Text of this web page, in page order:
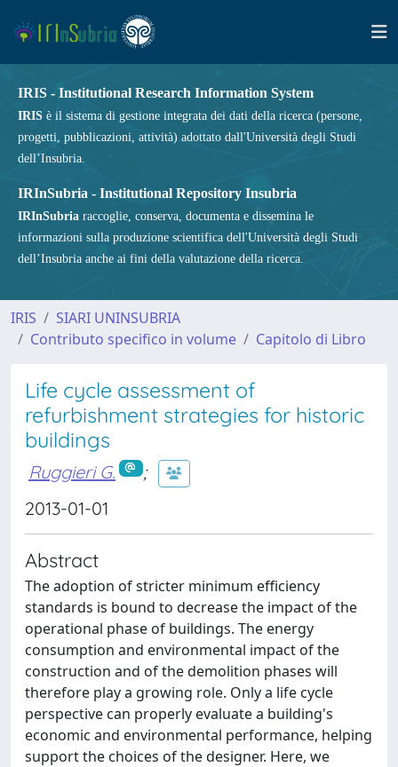
IRIS - Institutional Research Information System
IRIS è il sistema di gestione integrata dei dati della ricerca (persone,
progetti, pubblicazioni, attività) adottato dall'Università degli Studi
dell’Insubria.
IRInSubria - Institutional Repository Insubria
IRInSubria raccoglie, conserva, documenta e dissemina le
informazioni sulla produzione scientifica dell'Università degli Studi
dell’Insubria anche ai fini della valutazione della ricerca.
IRIS
SIARI UNINSUBRIA
Contributo specifico in volume
Capitolo di Libro
Life cycle assessment of
refurbishment strategies for historic
buildings
Ruggieri G.
;
2013-01-01
Abstract
The adoption of stricter minimum efficiency
standards is bound to decrease the impact of the
operational phase of buildings. The energy
consumption and environmental impact of the
construction and of the demolition phases will
therefore play a growing role. Only a life cycle
perspective can properly evaluate a building's
economic and environmental performance, helping
support the choices of the designer. Here, we